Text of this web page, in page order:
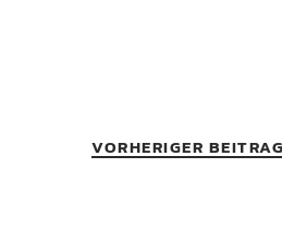
VORHERIGER BEITRAG